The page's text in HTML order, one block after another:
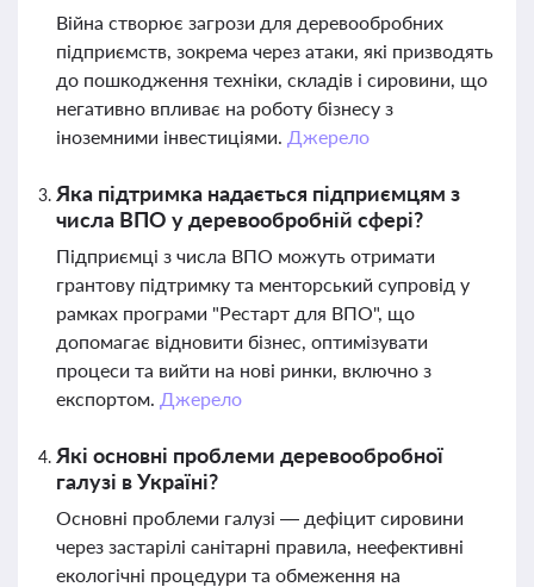
Війна створює загрози для деревообробних
підприємств, зокрема через атаки, які призводять
до пошкодження техніки, складів і сировини, що
негативно впливає на роботу бізнесу з
іноземними інвестиціями. Джерело
Яка підтримка надається підприємцям з
числа ВПО у деревообробній сфері?
Підприємці з числа ВПО можуть отримати
грантову підтримку та менторський супровід у
рамках програми "Рестарт для ВПО", що
допомагає відновити бізнес, оптимізувати
процеси та вийти на нові ринки, включно з
експортом. Джерело
Які основні проблеми деревообробної
галузі в Україні?
Основні проблеми галузі — дефіцит сировини
через застарілі санітарні правила, неефективні
екологічні процедури та обмеження на